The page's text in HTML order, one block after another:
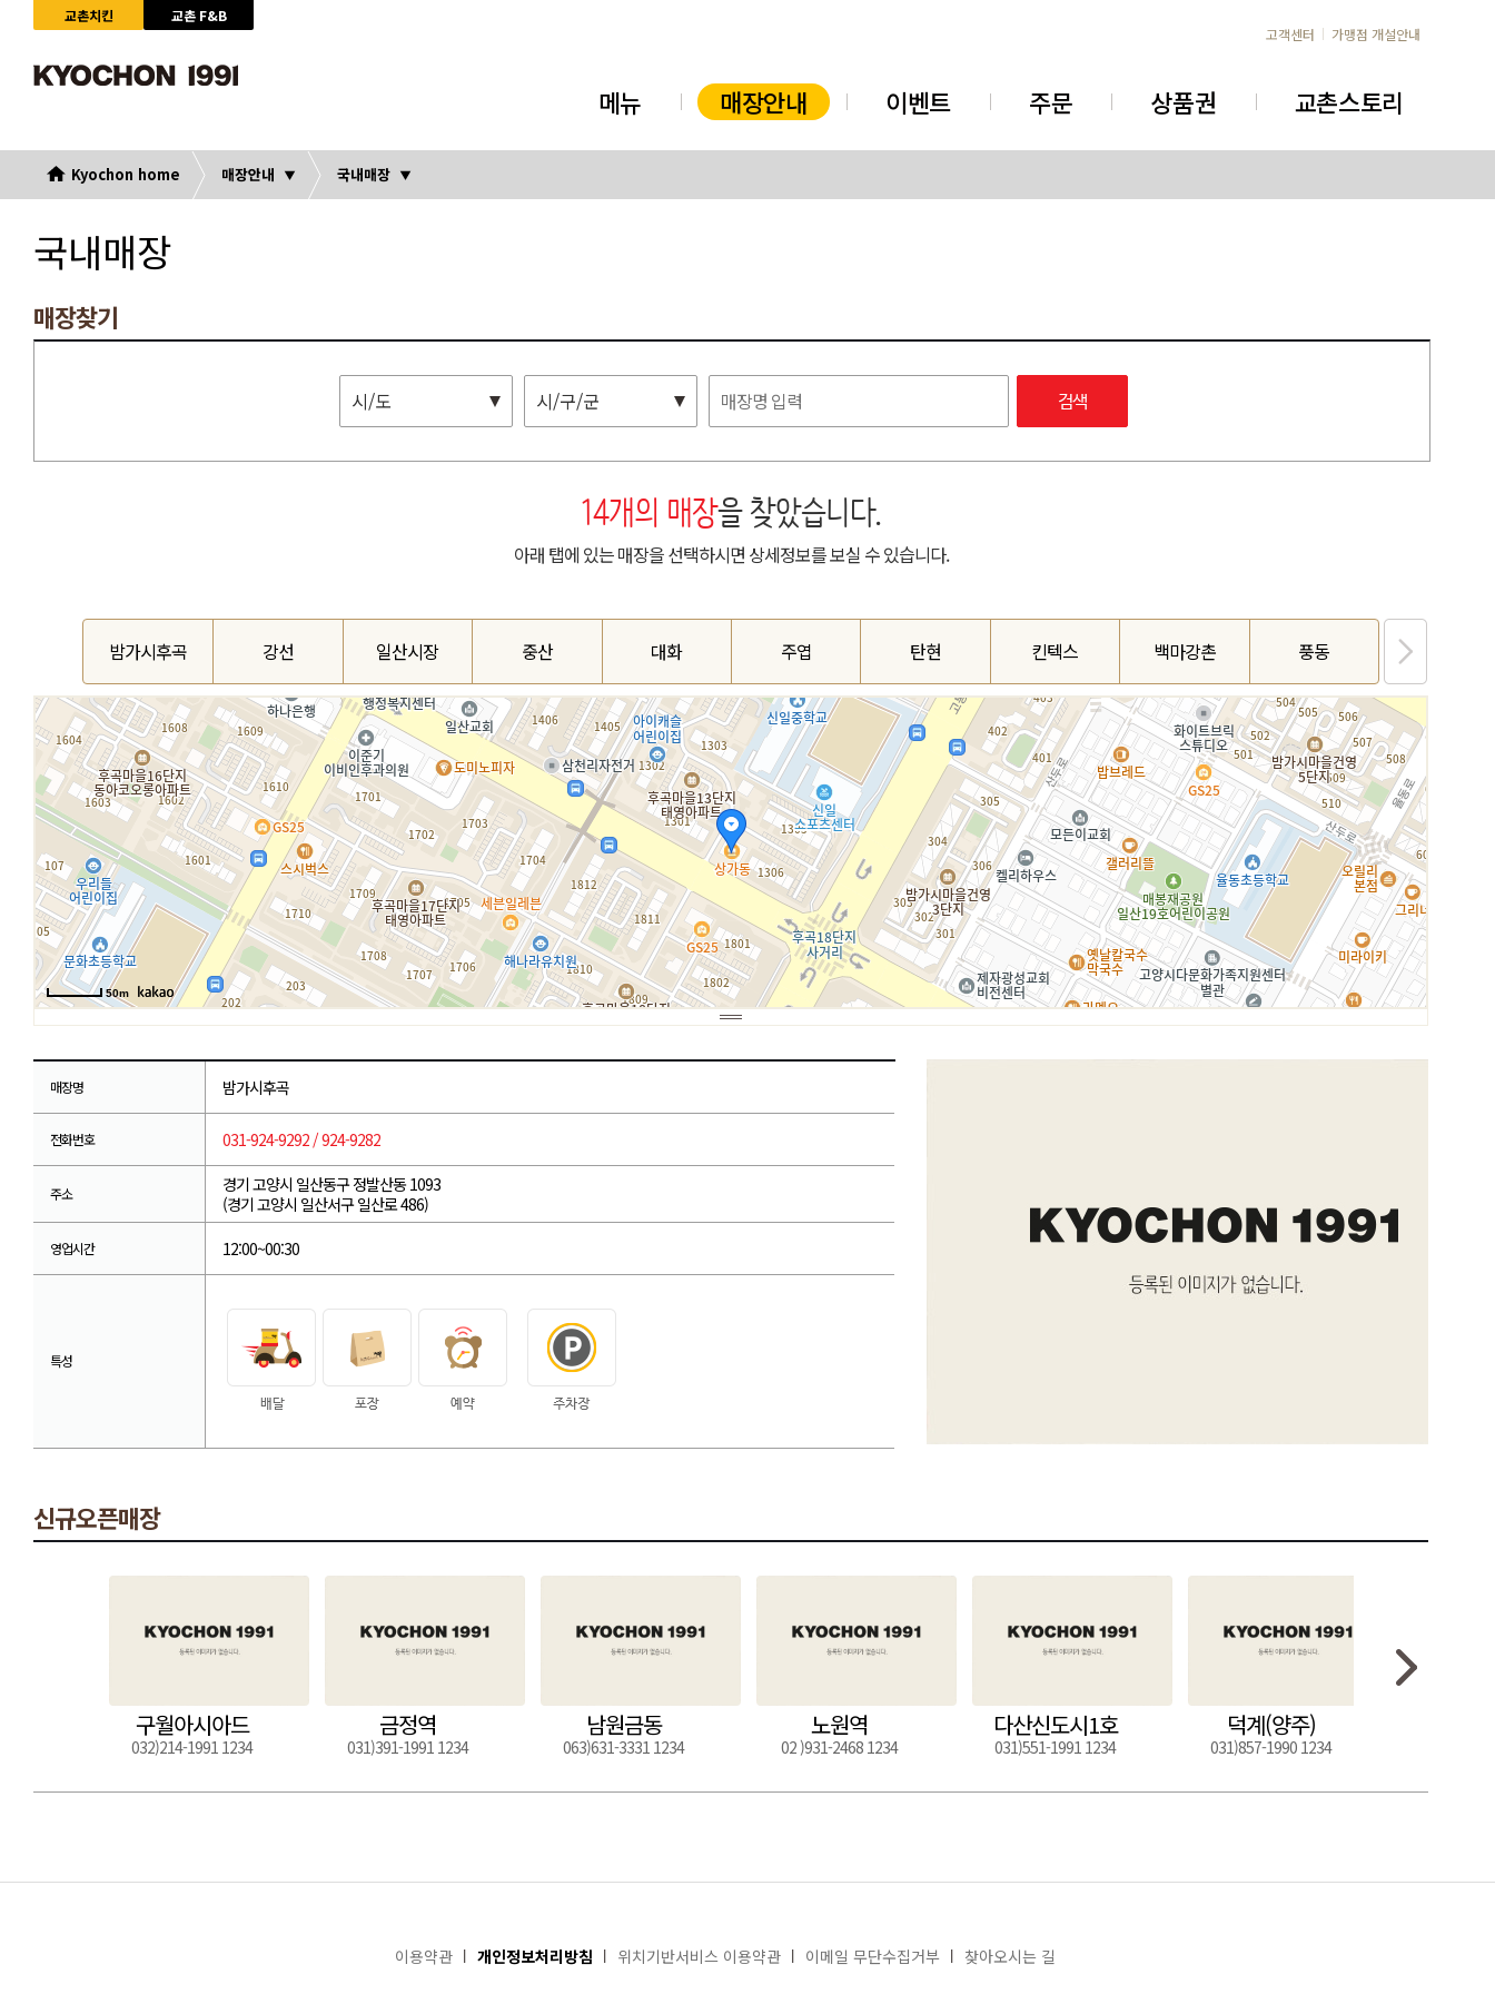
교촌치킨
교촌 F&B
고객센터
가맹점 개설안내
메뉴 매장안내 이벤트 주문 상품권 교촌스토리
Kyochon home 매장안내 국내매장
국내매장
매장찾기
시/도 시/구/군 검색
14개의 매장을 찾았습니다.
아래 탭에 있는 매장을 선택하시면 상세정보를 보실 수 있습니다.
밤가시후곡 강선 일산시장 중산 대화 주엽 탄현 킨텍스 백마강촌 풍동
50m
매장명 밤가시후곡
전화번호 031-924-9292 / 924-9282
주소
경기 고양시 일산동구 정발산동 1093
(경기 고양시 일산서구 일산로 486)
영업시간 12:00~00:30
특성
신규오픈매장
구월아시아드
032)214-1991 1234
금정역
031)391-1991 1234
남원금동
063)631-3331 1234
노원역
02 )931-2468 1234
다산신도시1호
031)551-1991 1234
덕계(양주)
031)857-1990 1234
이용약관 개인정보처리방침 위치기반서비스 이용약관 이메일 무단수집거부 찾아오시는 길